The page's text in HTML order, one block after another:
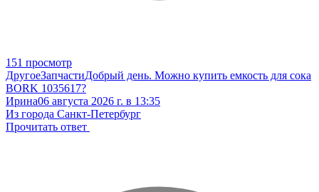
151 просмотр
ДругоеЗапчастиДобрый день. Можно купить емкость для сока
BORK 1035617?
Ирина06 августа 2026 г. в 13:35
Из города Санкт-Петербург
Прочитать ответ